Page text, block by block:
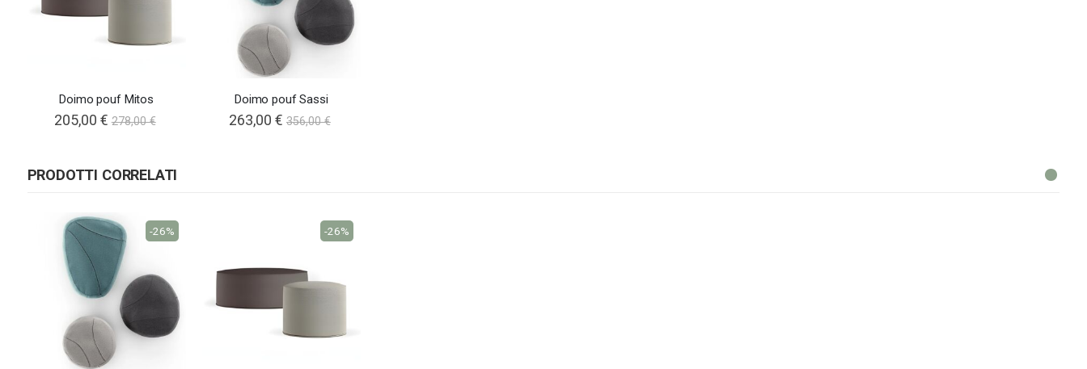
Doimo pouf Mitos
205,00 € 278,00 €
Doimo pouf Sassi
263,00 € 356,00 €
PRODOTTI CORRELATI
-26% -26%